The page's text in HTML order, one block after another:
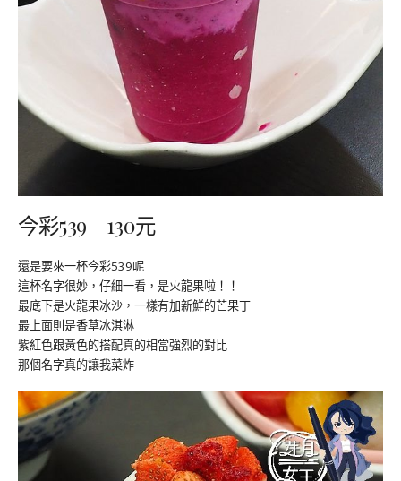
今彩539 130元
還是要來一杯今彩539呢
這杯名字很妙，仔細一看，是火龍果啦！！
最底下是火龍果冰沙，一樣有加新鮮的芒果丁
最上面則是香草冰淇淋
紫紅色跟黃色的搭配真的相當強烈的對比
那個名字真的讓我菜炸